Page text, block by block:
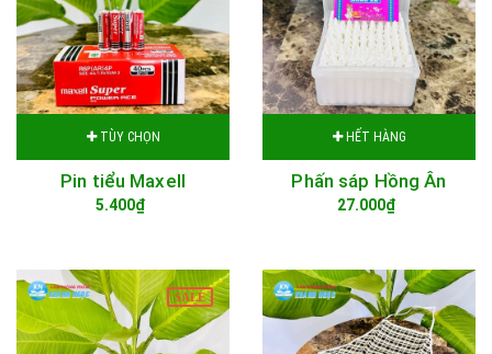
TÙY CHỌN
Pin tiểu Maxell
5.400₫
HẾT HÀNG
Phấn sáp Hồng Ân
27.000₫
SALE